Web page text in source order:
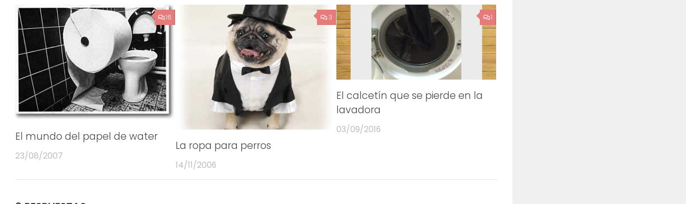
16
El mundo del papel de water
23/08/2007
3
La ropa para perros
14/11/2006
1
El calcetín que se pierde en la
lavadora
03/09/2016